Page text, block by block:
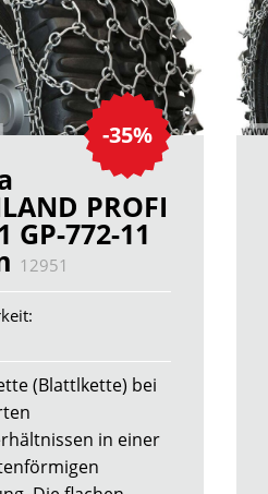
-35%
PROFI
GP-772-11
12951
(Blattlkette) bei
in einer